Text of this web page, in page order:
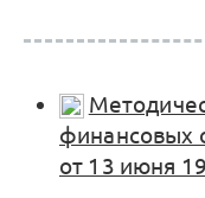
финансовых
от 13 июня